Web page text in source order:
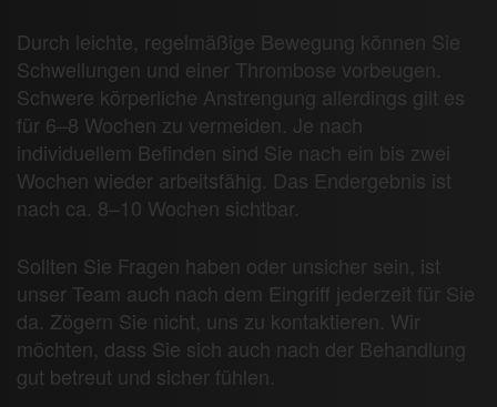
Durch leichte, regelmäßige Bewegung können Sie
Schwellungen und einer Thrombose vorbeugen.
Schwere körperliche Anstrengung allerdings gilt es
für 6–8 Wochen zu vermeiden. Je nach
individuellem Befinden sind Sie nach ein bis zwei
Wochen wieder arbeitsfähig. Das Endergebnis ist
nach ca. 8–10 Wochen sichtbar.
Sollten Sie Fragen haben oder unsicher sein, ist
unser Team auch nach dem Eingriff jederzeit für Sie
da. Zögern Sie nicht, uns zu kontaktieren. Wir
möchten, dass Sie sich auch nach der Behandlung
gut betreut und sicher fühlen.